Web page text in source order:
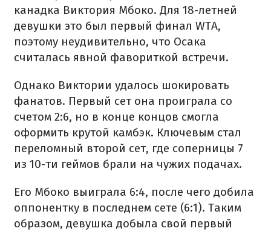
канадка Виктория Мбоко. Для 18-летней
девушки это был первый финал WTA,
поэтому неудивительно, что Осака
считалась явной фавориткой встречи.
Однако Виктории удалось шокировать
фанатов. Первый сет она проиграла со
счетом 2:6, но в конце концов смогла
оформить крутой камбэк. Ключевым стал
переломный второй сет, где соперницы 7
из 10-ти геймов брали на чужих подачах.
Его Мбоко выиграла 6:4, после чего добила
оппонентку в последнем сете (6:1). Таким
образом, девушка добыла свой первый